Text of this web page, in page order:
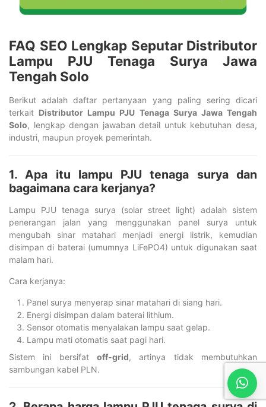
FAQ SEO Lengkap Seputar Distributor
Lampu PJU Tenaga Surya Jawa
Tengah Solo
Berikut adalah daftar pertanyaan yang paling sering dicari
terkait Distributor Lampu PJU Tenaga Surya Jawa Tengah
Solo, lengkap dengan jawaban detail untuk kebutuhan desa,
industri, maupun proyek pemerintah.
1. Apa itu lampu PJU tenaga surya dan
bagaimana cara kerjanya?
Lampu PJU tenaga surya (solar street light) adalah sistem
penerangan jalan yang menggunakan panel surya untuk
mengubah sinar matahari menjadi energi listrik, kemudian
disimpan di baterai (umumnya LiFePO4) untuk digunakan saat
malam hari.
Cara kerjanya:
Panel surya menyerap sinar matahari di siang hari.
Energi disimpan dalam baterai lithium.
Sensor otomatis menyalakan lampu saat gelap.
Lampu mati otomatis saat pagi hari.
Sistem ini bersifat off-grid, artinya tidak membutuhkan
sambungan kabel PLN.